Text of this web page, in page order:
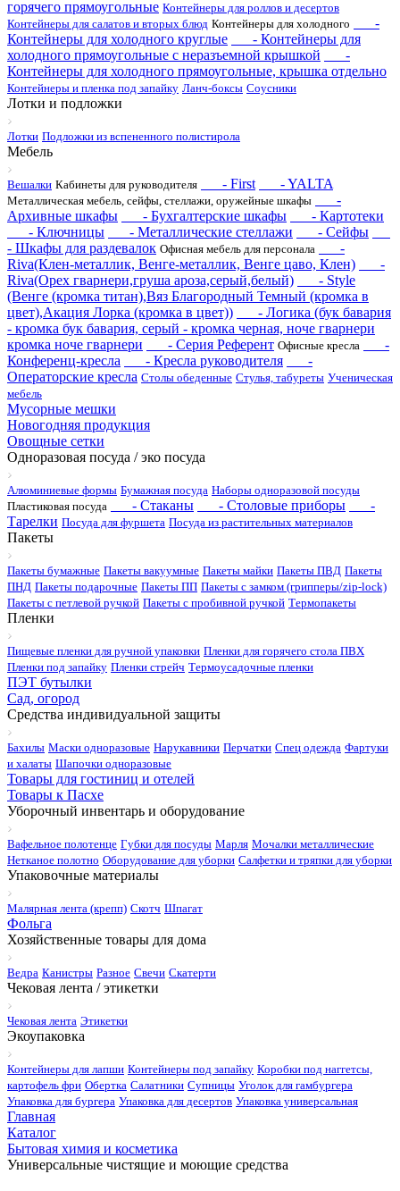
горячего прямоугольные Контейнеры для роллов и десертов
Контейнеры для салатов и вторых блюд Контейнеры для холодного
-
Контейнеры для холодного круглые
- Контейнеры для
холодного прямоугольные с неразъемной крышкой
-
Контейнеры для холодного прямоугольные, крышка отдельно
Контейнеры и пленка под запайку Ланч-боксы Соусники
Лотки и подложки
Лотки Подложки из вспененного полистирола
Мебель
Вешалки Кабинеты для руководителя - First - YALTA
Металлическая мебель, сейфы, стеллажи, оружейные шкафы
-
Архивные шкафы
- Бухгалтерские шкафы
- Картотеки
- Ключницы
- Металлические стеллажи
- Сейфы
- Шкафы для раздевалок Офисная мебель для персонала
-
Riva(Клен-металлик, Венге-металлик, Венге цаво, Клен)
-
Riva(Орех гварнери,груша ароза,серый,белый)
- Style
(Венге (кромка титан),Вяз Благородный Темный (кромка в
цвет),Акация Лорка (кромка в цвет))
- Логика (бук бавария
- кромка бук бавария, серый - кромка черная, ноче гварнери
кромка ноче гварнери
- Серия Референт Офисные кресла
-
Конференц-кресла
- Кресла руководителя
-
Операторские кресла Столы обеденные Стулья, табуреты Ученическая
мебель
Мусорные мешки
Новогодняя продукция
Овощные сетки
Одноразовая посуда / эко посуда
Алюминиевые формы Бумажная посуда Наборы одноразовой посуды
Пластиковая посуда
- Стаканы - Столовые приборы
-
Тарелки Посуда для фуршета Посуда из растительных материалов
Пакеты
Пакеты бумажные Пакеты вакуумные Пакеты майки Пакеты ПВД Пакеты
ПНД Пакеты подарочные Пакеты ПП Пакеты с замком (грипперы/zip-lock)
Пакеты с петлевой ручкой Пакеты с пробивной ручкой Термопакеты
Пленки
Пищевые пленки для ручной упаковки Пленки для горячего стола ПВХ
Пленки под запайку Пленки стрейч Термоусадочные пленки
ПЭТ бутылки
Сад, огород
Средства индивидуальной защиты
Бахилы Маски одноразовые Нарукавники Перчатки Спец одежда Фартуки
и халаты Шапочки одноразовые
Товары для гостиниц и отелей
Товары к Пасхе
Уборочный инвентарь и оборудование
Вафельное полотенце Губки для посуды Марля Мочалки металлические
Нетканое полотно Оборудование для уборки Салфетки и тряпки для уборки
Упаковочные материалы
Малярная лента (крепп) Скотч Шпагат
Фольга
Хозяйственные товары для дома
Ведра Канистры Разное Свечи Скатерти
Чековая лента / этикетки
Чековая лента Этикетки
Экоупаковка
Контейнеры для лапши Контейнеры под запайку Коробки под наггетсы,
картофель фри Обертка Салатники Супницы Уголок для гамбургера
Упаковка для бургера Упаковка для десертов Упаковка универсальная
Главная
Каталог
Бытовая химия и косметика
Универсальные чистящие и моющие средства